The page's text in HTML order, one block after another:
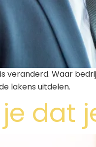
veranderd. Waar
lakens uitdelen.
dat